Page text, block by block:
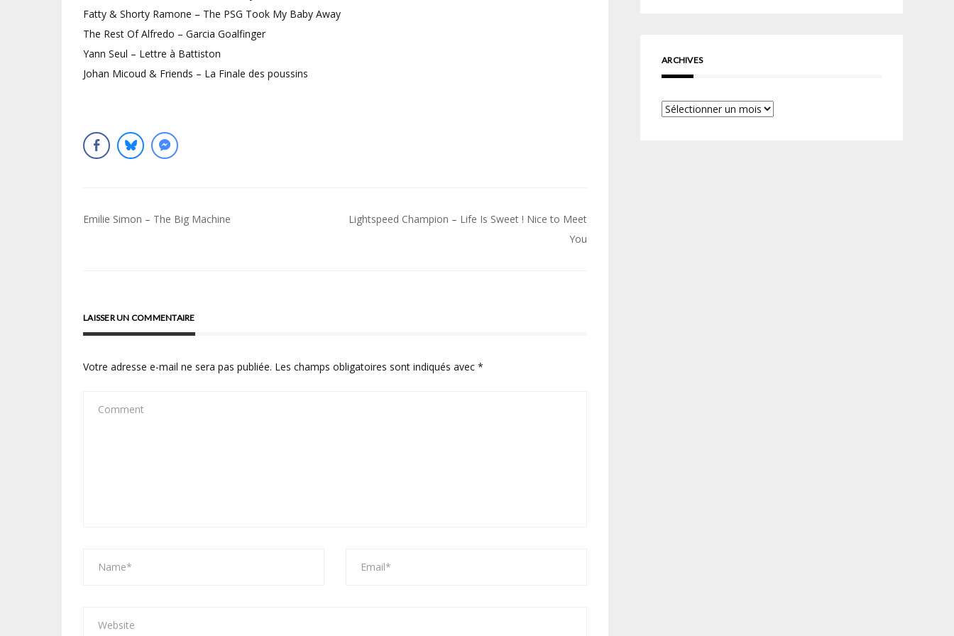
Fatty & Shorty Ramone – The PSG Took My Baby Away
The Rest Of Alfredo – Garcia Goalfinger
Yann Seul – Lettre à Battiston
Johan Micoud & Friends – La Finale des poussins
Navigation
Emilie Simon – The Big Machine
Lightspeed Champion – Life Is Sweet ! Nice to Meet
You
LAISSER UN COMMENTAIRE
Votre adresse e-mail ne sera pas publiée. Les champs obligatoires sont indiqués avec *
ARCHIVES
Archives